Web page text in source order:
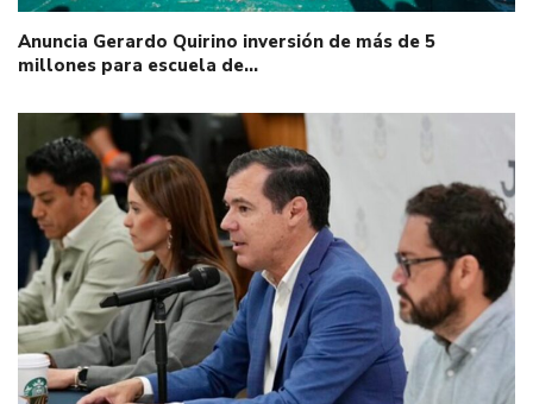
Anuncia Gerardo Quirino inversión de más de 5
millones para escuela de…